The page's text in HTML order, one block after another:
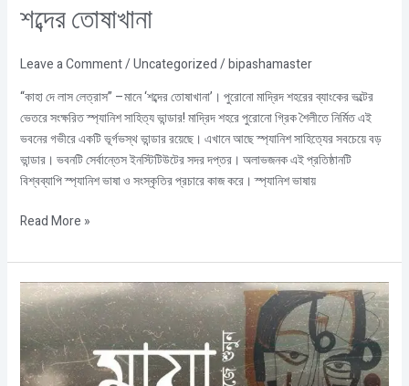
শব্দের তোষাখানা
Leave a Comment/Uncategorized/bipashamaster
“কাহা দে লাস লেত্রাস” –মানে ‘শব্দের তোষাখানা’। পুরোনো মাদ্রিদ শহরের ব্যাংকের ভল্টের
ভেতরে সংক্ষরিত স্প্যানিশ সাহিত্য ভান্ডার! মাদ্রিদ শহরে পুরোনো গ্রিক শৈলীতে নির্মিত এই
ভবনের গভীরে একটি ভূর্গভস্থ ভান্ডার রয়েছে। এখানে আছে স্প্যানিশ সাহিত্যের সবচেয়ে বড়
ভান্ডার। ভবনটি সের্বান্তেস ইনস্টিটিউটের সদর দপ্তর। অলাভজনক এই প্রতিষ্ঠানটি
বিশ্বব্যাপি স্প্যানিশ ভাষা ও সংস্কৃতির প্রচারে কাজ করে। স্প্যানিশ ভাষায়
Read More »
মায়া
আবু
আল-
হায়াতের
কবিতা